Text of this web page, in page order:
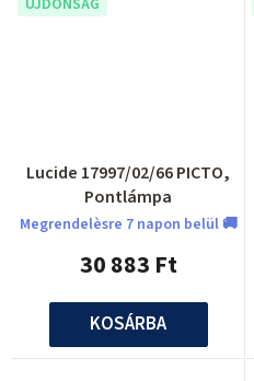
ÚJDONSÁG
Lucide 17997/02/66 PICTO,
Pontlámpa
Megrendelèsre 7 napon belül 🚚
30 883 Ft
KOSÁRBA